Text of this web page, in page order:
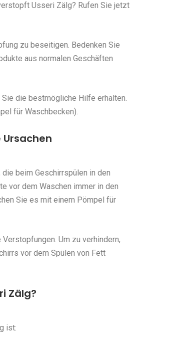
Usseri Zälg? Rufen Sie jetzt
zu beseitigen. Bedenken Sie
aus normalen Geschäften
die bestmögliche Hilfe erhalten.
für Waschbecken).
beim Geschirrspülen in den
vor dem Waschen immer in den
Sie es mit einem Pömpel für
Um zu verhindern,
vor dem Spülen von Fett
Zälg?
ist: